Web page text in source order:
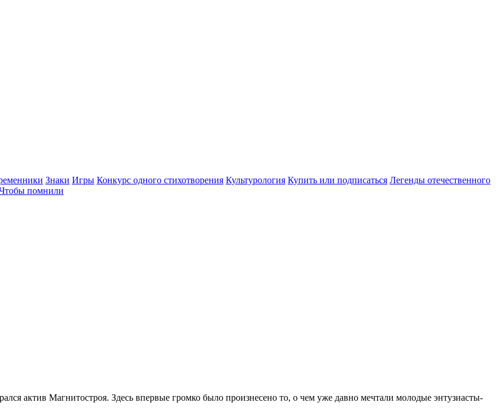
Знаки Игры Конкурс одного стихотворения Культурология Купить или подписаться Легенды отечественного
помнили
актив Магнитостроя. Здесь впервые громко было произнесено то, о чем уже давно мечтали молодые энтузиасты-